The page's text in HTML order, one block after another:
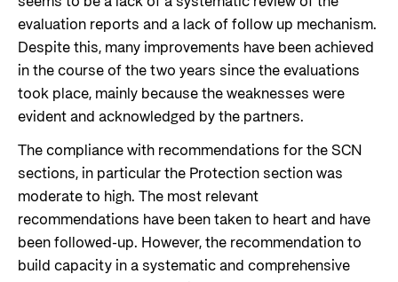
evaluation reports and a lack of follow up mechanism.
Despite this, many improvements have been achieved
in the course of the two years since the evaluations
took place, mainly because the weaknesses were
evident and acknowledged by the partners.
The compliance with recommendations for the SCN
sections, in particular the Protection section was
moderate to high. The most relevant
recommendations have been taken to heart and have
been followed-up. However, the recommendation to
build capacity in a systematic and comprehensive